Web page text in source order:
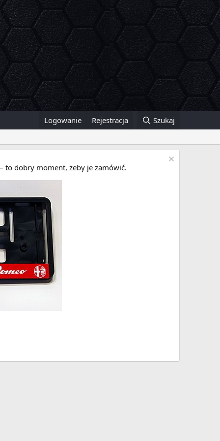
Logowanie Rejestracja Szukaj
to dobry moment, żeby je zamówić.